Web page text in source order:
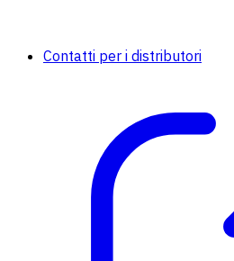
Contatti per i distributori